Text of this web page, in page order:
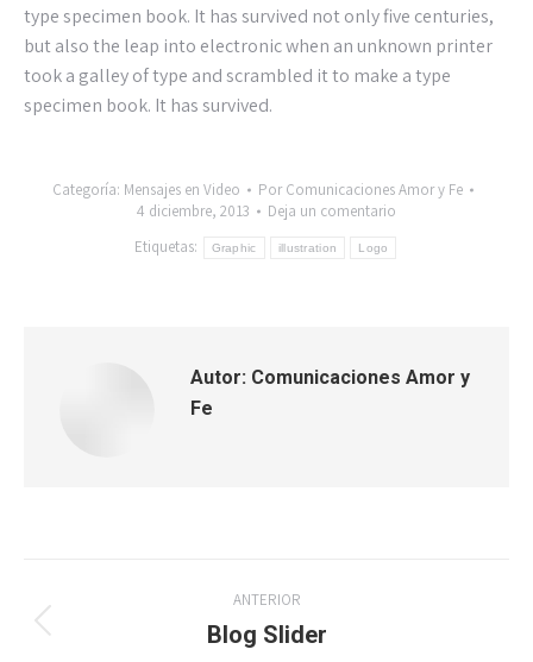
type specimen book. It has survived not only five centuries,
but also the leap into electronic when an unknown printer
took a galley of type and scrambled it to make a type
specimen book. It has survived.
Categoría: Mensajes en Video Por Comunicaciones Amor y Fe
4 diciembre, 2013
Deja un comentario
Etiquetas:
Graphic illustration Logo
Autor: Comunicaciones Amor y
Fe
Navegación
entre
ANTERIOR
Publicación
Blog Slider